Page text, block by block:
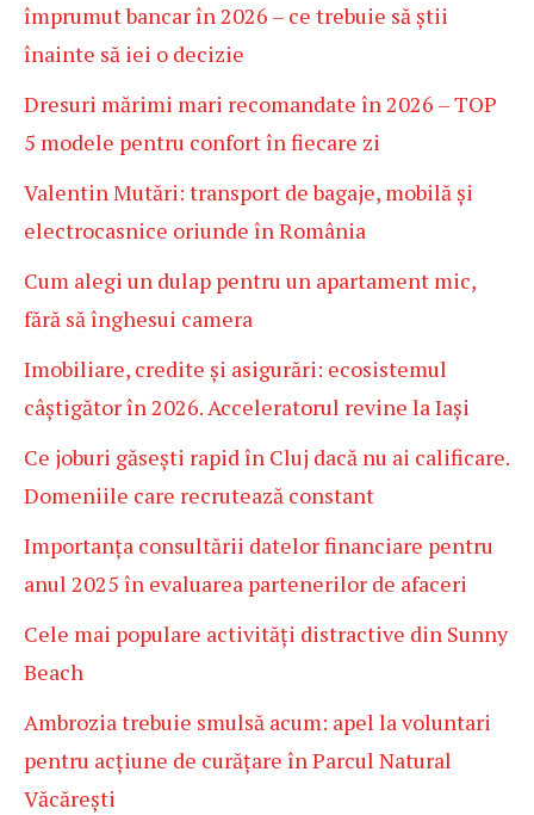
împrumut bancar în 2026 – ce trebuie să știi
înainte să iei o decizie
Dresuri mărimi mari recomandate în 2026 – TOP
5 modele pentru confort în fiecare zi
Valentin Mutări: transport de bagaje, mobilă și
electrocasnice oriunde în România
Cum alegi un dulap pentru un apartament mic,
fără să înghesui camera
Imobiliare, credite și asigurări: ecosistemul
câștigător în 2026. Acceleratorul revine la Iași
Ce joburi găsești rapid în Cluj dacă nu ai calificare.
Domeniile care recrutează constant
Importanța consultării datelor financiare pentru
anul 2025 în evaluarea partenerilor de afaceri
Cele mai populare activități distractive din Sunny
Beach
Ambrozia trebuie smulsă acum: apel la voluntari
pentru acțiune de curățare în Parcul Natural
Văcărești